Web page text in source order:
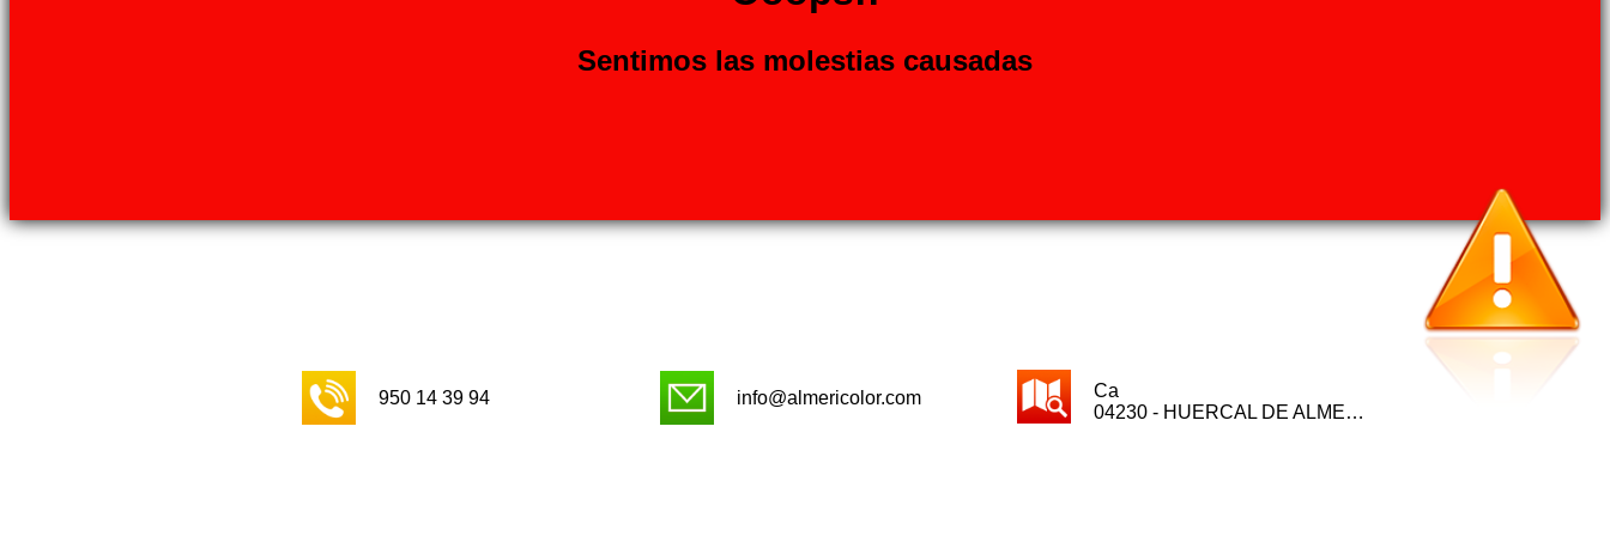
Sentimos las molestias causadas
950 14 39 94 info@almericolor.com
Ca
04230 - HUERCAL DE ALMERIA (ALMERIA)